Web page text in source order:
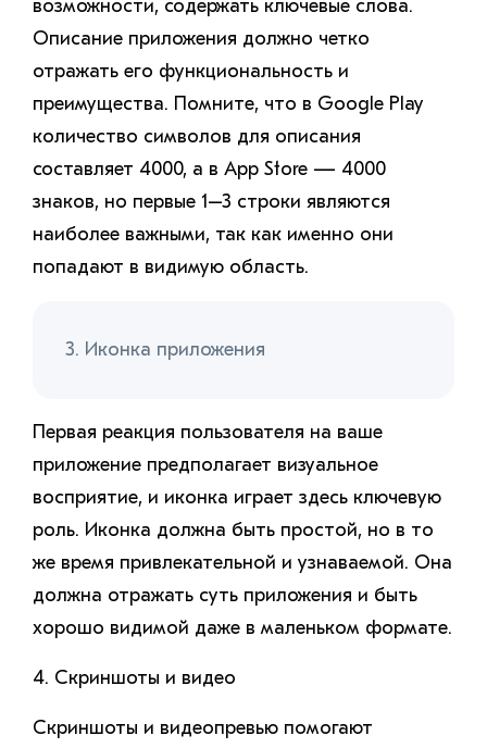
возможности, содержать ключевые слова.
Описание приложения должно четко
отражать его функциональность и
преимущества. Помните, что в Google Play
количество символов для описания
составляет 4000, а в App Store — 4000
знаков, но первые 1–3 строки являются
наиболее важными, так как именно они
попадают в видимую область.
3. Иконка приложения
Первая реакция пользователя на ваше
приложение предполагает визуальное
восприятие, и иконка играет здесь ключевую
роль. Иконка должна быть простой, но в то
же время привлекательной и узнаваемой. Она
должна отражать суть приложения и быть
хорошо видимой даже в маленьком формате.
4. Скриншоты и видео
Скриншоты и видеопревью помогают